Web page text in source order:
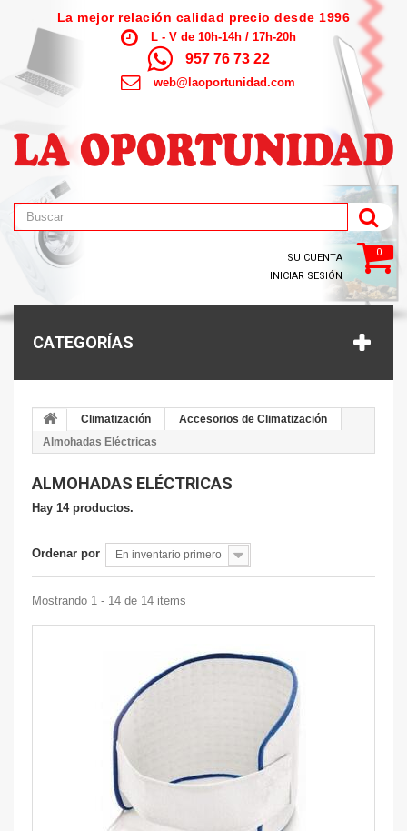
La mejor relación calidad precio desde 1996
L - V de 10h-14h / 17h-20h
957 76 73 22
web@laoportunidad.com
0
SU CUENTA
INICIAR SESIÓN
CATEGORÍAS
Climatización
Accesorios de Climatización
Almohadas Eléctricas
ALMOHADAS ELÉCTRICAS
Hay 14 productos.
Ordenar por En inventario primero
Mostrando 1 - 14 de 14 items